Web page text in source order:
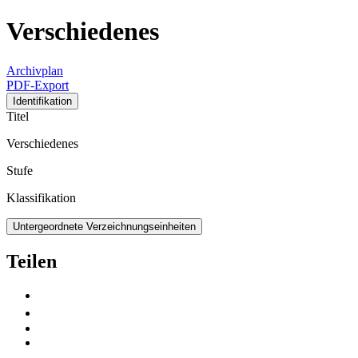
Verschiedenes
Archivplan
PDF-Export
Identifikation
Titel
Verschiedenes
Stufe
Klassifikation
Untergeordnete Verzeichnungseinheiten
Teilen